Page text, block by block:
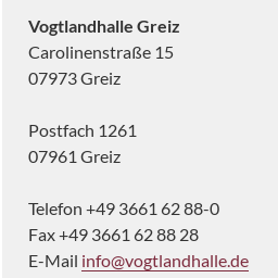
Vogtlandhalle Greiz
Carolinenstraße 15
07973 Greiz
Postfach 1261
07961 Greiz
Telefon +49 3661 62 88-0
Fax +49 3661 62 88 28
E-Mail info@vogtlandhalle.de